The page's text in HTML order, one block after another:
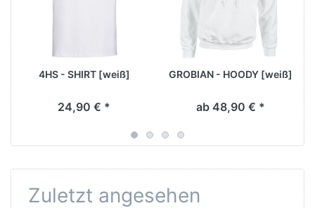
4HS - SHIRT [weiß]
24,90 € *
GROBIAN - HOODY [weiß]
ab 48,90 € *
Zuletzt angesehen